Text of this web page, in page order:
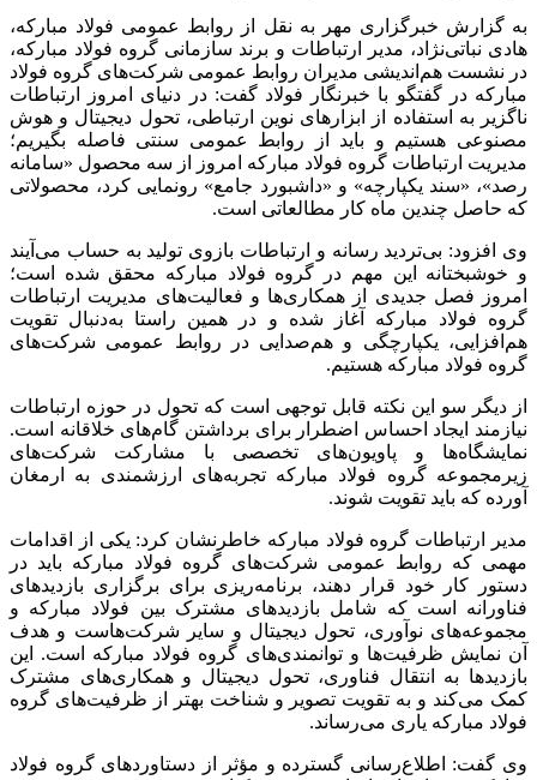
به گزارش خبرگزاری مهر به نقل از روابط عمومی فولاد مبارکه،
هادی نباتی‌نژاد، مدیر ارتباطات و برند سازمانی گروه فولاد مبارکه،
در نشست هم‌اندیشی مدیران روابط عمومی شرکت‌های گروه فولاد
مبارکه در گفتگو با خبرنگار فولاد گفت: در دنیای امروز ارتباطات
ناگزیر به استفاده از ابزارهای نوین ارتباطی، تحول دیجیتال و هوش
مصنوعی هستیم و باید از روابط عمومی سنتی فاصله بگیریم؛
مدیریت ارتباطات گروه فولاد مبارکه امروز از سه محصول «سامانه
رصد»، «سند یکپارچه» و «داشبورد جامع» رونمایی کرد، محصولاتی
که حاصل چندین ماه کار مطالعاتی است.
وی افزود: بی‌تردید رسانه و ارتباطات بازوی تولید به حساب می‌آیند
و خوشبختانه این مهم در گروه فولاد مبارکه محقق شده است؛
امروز فصل جدیدی از همکاری‌ها و فعالیت‌های مدیریت ارتباطات
گروه فولاد مبارکه آغاز شده و در همین راستا به‌دنبال تقویت
هم‌افزایی، یکپارچگی و هم‌صدایی در روابط عمومی شرکت‌های
گروه فولاد مبارکه هستیم.
از دیگر سو این نکته قابل توجهی است که تحول در حوزه ارتباطات
نیازمند ایجاد احساس اضطرار برای برداشتن گام‌های خلاقانه است.
نمایشگاه‌ها و پاویون‌های تخصصی با مشارکت شرکت‌های
زیرمجموعه گروه فولاد مبارکه تجربه‌های ارزشمندی به ارمغان
آورده که باید تقویت شوند.
مدیر ارتباطات گروه فولاد مبارکه خاطرنشان کرد: یکی از اقدامات
مهمی که روابط عمومی شرکت‌های گروه فولاد مبارکه باید در
دستور کار خود قرار دهند، برنامه‌ریزی برای برگزاری بازدیدهای
فناورانه است که شامل بازدیدهای مشترک بین فولاد مبارکه و
مجموعه‌های نوآوری، تحول دیجیتال و سایر شرکت‌هاست و هدف
آن نمایش ظرفیت‌ها و توانمندی‌های گروه فولاد مبارکه است. این
بازدیدها به انتقال فناوری، تحول دیجیتال و همکاری‌های مشترک
کمک می‌کند و به تقویت تصویر و شناخت بهتر از ظرفیت‌های گروه
فولاد مبارکه یاری می‌رساند.
وی گفت: اطلاع‌رسانی گسترده و مؤثر از دستاوردهای گروه فولاد